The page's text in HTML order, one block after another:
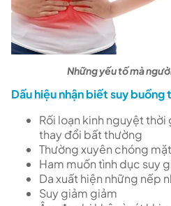
Những yếu tố mà
Dấu hiệu nhận biết suy buồng
Rối loạn kinh nguyệt thời
thay đổi bất thường
Thường xuyên chóng
Ham muốn tình dục suy
Da xuất hiện những nếp
Suy giảm giảm